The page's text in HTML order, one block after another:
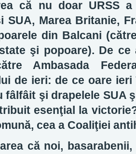
că nu doar URSS
SUA, Marea Britanie,
din Balcani
şi popoare). De ce
Ambasada
de ieri: de ce oare
fâlfâit şi drapelele SUA
esenţial la
cea a Coaliţiei
că noi,